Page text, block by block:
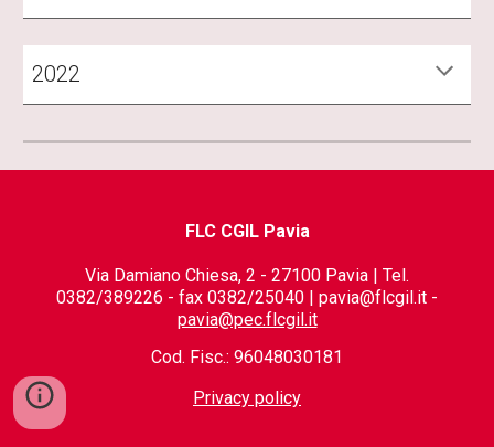
2022
FLC CGIL Pavia
Via Damiano Chiesa, 2 - 27100 Pavia | Tel.
0382/389226 - fax 0382/25040 | pavia@flcgil.it -
pavia@pec.flcgil.it
Cod. Fisc.: 96048030181
Privacy policy